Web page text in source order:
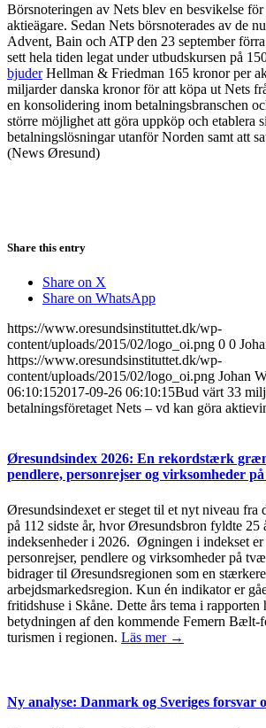
Börsnoteringen av Nets blev en besvikelse för
aktieägare. Sedan Nets börsnoterades av de
Advent, Bain och ATP den 23 september
sett hela tiden legat under utbudskursen på
bjuderHellman & Friedman 165 kronor per
miljarder danska kronor för att köpa ut Nets
en konsolidering inom betalningsbranschen
större möjlighet att göra uppköp och etablera
betalningslösningar utanför Norden samt att
(News Øresund)
Share this entry
Share on X
Share on WhatsApp
https://www.oresundsinstituttet.dk/wp-
content/uploads/2015/02/logo_oi.png 0 0
https://www.oresundsinstituttet.dk/wp-
content/uploads/2015/02/logo_oi.png Johan
06:10:152017-09-26 06:10:15Bud värt 33
betalningsföretaget Nets – vd kan göra
Øresundsindex 2026: En rekordstærk
pendlere, personrejser og virksomheder
Øresundsindexet er steget til et nyt niveau fra
på 112 sidste år, hvor Øresundsbron fyldte 25
indeksenheder i 2026. Øgningen i indekset
personrejser, pendlere og virksomheder på
bidrager til Øresundsregionen som en stærkere
arbejdsmarkedsregion. Kun én indikator er
fritidshuse i Skåne. Dette års tema i rapporten
betydningen af den kommende Femern Bælt-
turismen i regionen. Läs mer →
Ny analyse: Danmark og Sveriges forsvar